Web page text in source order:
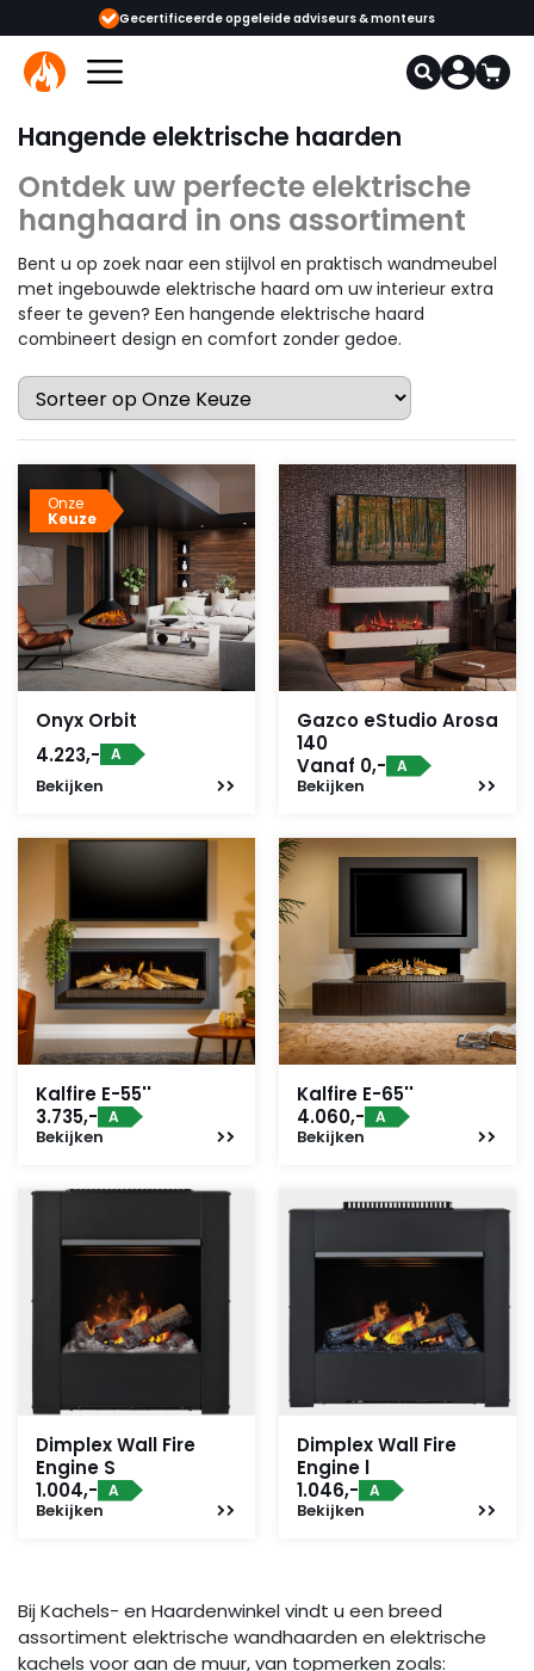
Gecertificeerde opgeleide adviseurs & monteurs
Hangende elektrische haarden
Ontdek uw perfecte elektrische
hanghaard in ons assortiment
Bent u op zoek naar een stijlvol en praktisch wandmeubel
met ingebouwde elektrische haard om uw interieur extra
sfeer te geven? Een hangende elektrische haard
combineert design en comfort zonder gedoe.
Onze
Keuze
Onyx Orbit
4.223,- A
Bekijken
Gazco eStudio Arosa
140
Vanaf 0,- A
Bekijken
Kalfire E-55''
3.735,- A
Bekijken
Kalfire E-65''
4.060,- A
Bekijken
Dimplex Wall Fire
Engine S
1.004,- A
Bekijken
Dimplex Wall Fire
Engine l
1.046,- A
Bekijken
Bij Kachels- en Haardenwinkel vindt u een breed
assortiment elektrische wandhaarden en elektrische
kachels voor aan de muur, van topmerken zoals: